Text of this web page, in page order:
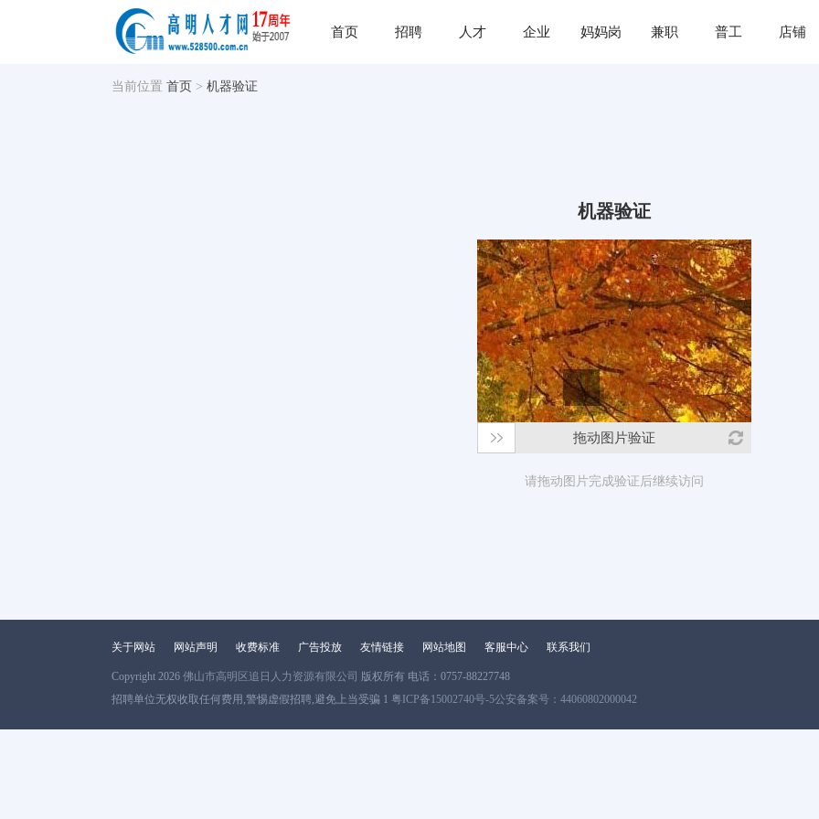
首页 招聘 人才 企业 妈妈岗 兼职 普工 店铺
当前位置 首页 > 机器验证
机器验证
拖动图片验证
请拖动图片完成验证后继续访问
关于网站 网站声明 收费标准 广告投放 友情链接 网站地图 客服中心 联系我们
Copyright 2026 佛山市高明区追日人力资源有限公司 版权所有 电话：0757-88227748
招聘单位无权收取任何费用,警惕虚假招聘,避免上当受骗 1 粤ICP备15002740号-5公安备案号：44060802000042